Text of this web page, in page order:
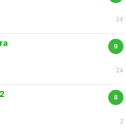
24
9
24
8
2